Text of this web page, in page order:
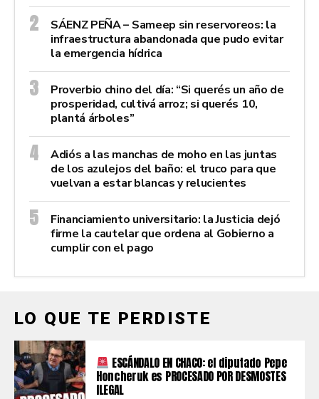
SÁENZ PEÑA – Sameep sin reservoreos: la
infraestructura abandonada que pudo evitar
la emergencia hídrica
Proverbio chino del día: “Si querés un año de
prosperidad, cultivá arroz; si querés 10,
plantá árboles”
Adiós a las manchas de moho en las juntas
de los azulejos del baño: el truco para que
vuelvan a estar blancas y relucientes
Financiamiento universitario: la Justicia dejó
firme la cautelar que ordena al Gobierno a
cumplir con el pago
LO QUE TE PERDISTE
ESCÁNDALO EN CHACO: el diputado Pepe
Honcheruk es PROCESADO POR DESMOSTES
ILEGAL